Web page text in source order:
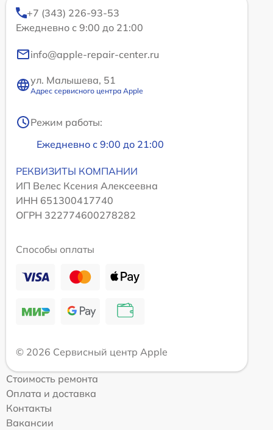
+7 (343) 226-93-53
Ежедневно с 9:00 до 21:00
info@apple-repair-center.ru
ул. Малышева, 51
Адрес сервисного центра Apple
Режим работы:
Ежедневно с 9:00 до 21:00
РЕКВИЗИТЫ КОМПАНИИ
ИП Велес Ксения Алексеевна
ИНН 651300417740
ОГРН 322774600278282
Способы оплаты
© 2026 Сервисный центр Apple
Стоимость ремонта
Оплата и доставка
Контакты
Вакансии